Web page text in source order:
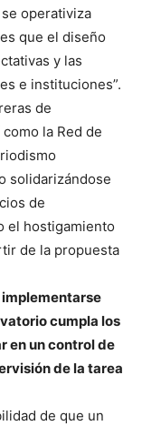
operativiza
que el diseño
y las
e instituciones”.
de
la Red de
solidarizándose
de
el hostigamiento
de la propuesta
cumpla los
en un control de
de la tarea
de que un